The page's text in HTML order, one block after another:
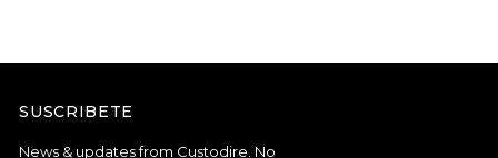
SUSCRIBETE
News & updates from Custodire. No